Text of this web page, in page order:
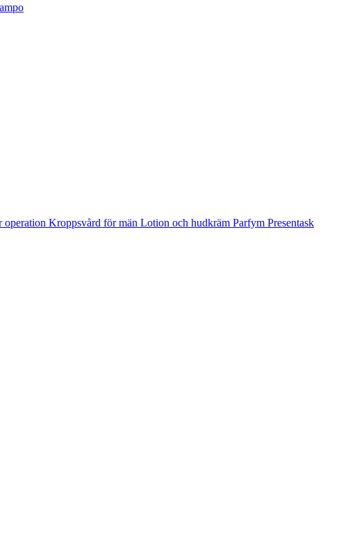
operation Kroppsvård för män Lotion och hudkräm Parfym Presentask